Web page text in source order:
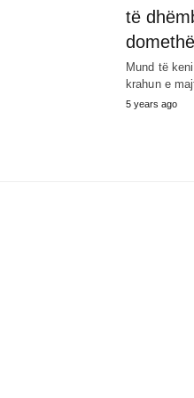
të
Mund të
krahun e
5 years ago